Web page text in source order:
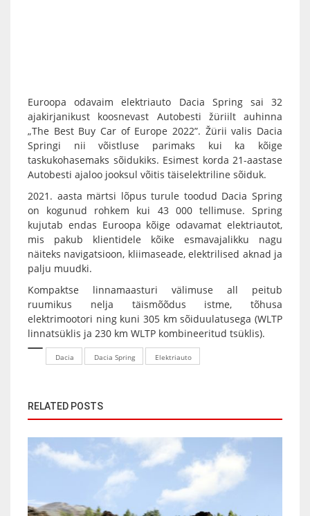
Euroopa odavaim elektriauto Dacia Spring sai 32
ajakirjanikust koosnevast Autobesti žüriilt auhinna
„The Best Buy Car of Europe 2022”. Žürii valis Dacia
Springi nii võistluse parimaks kui ka kõige
taskukohasemaks sõidukiks. Esimest korda 21-aastase
Autobesti ajaloo jooksul võitis täiselektriline sõiduk.
2021. aasta märtsi lõpus turule toodud Dacia Spring
on kogunud rohkem kui 43 000 tellimuse. Spring
kujutab endas Euroopa kõige odavamat elektriautot,
mis pakub klientidele kõike esmavajalikku nagu
näiteks navigatsioon, kliimaseade, elektrilised aknad ja
palju muudki.
Kompaktse linnamaasturi välimuse all peitub
ruumikus nelja täismõõdus istme, tõhusa
elektrimootori ning kuni 305 km sõiduulatusega (WLTP
linnatsüklis ja 230 km WLTP kombineeritud tsüklis).
Dacia Dacia Spring Elektriauto
RELATED POSTS